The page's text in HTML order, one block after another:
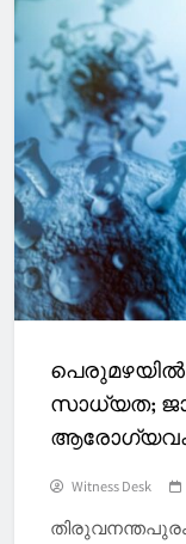
പെരുമഴയിൽ
സാധ്യത;
Witness Desk